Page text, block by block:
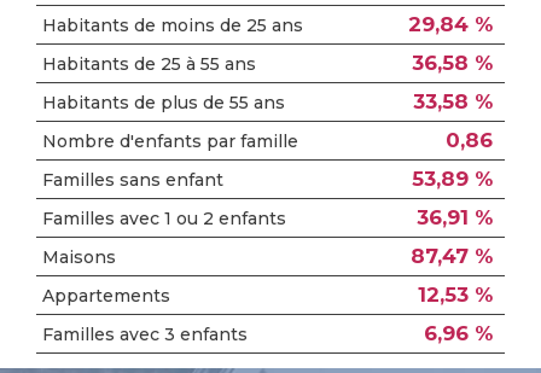
Habitants de moins de 25 ans 29,84 %
Habitants de 25 à 55 ans 36,58 %
Habitants de plus de 55 ans 33,58 %
Nombre d'enfants par famille 0,86
Familles sans enfant 53,89 %
Familles avec 1 ou 2 enfants 36,91 %
Maisons 87,47 %
Appartements 12,53 %
Familles avec 3 enfants 6,96 %